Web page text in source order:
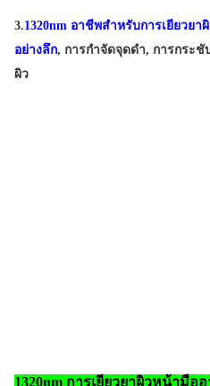
3.1320nm อาชีพสําหรับการเยียวย
อย่างลึก, การกําจัดจุดดํา, การกระชั
ผิว
1320nm การเยียวยาผิวหน้ามื